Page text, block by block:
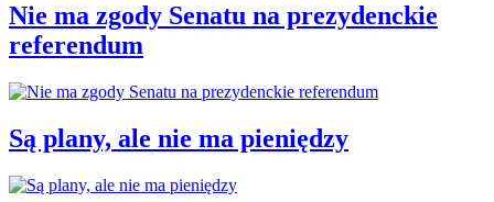
Nie ma zgody Senatu na prezydenckie
referendum
Są plany, ale nie ma pieniędzy